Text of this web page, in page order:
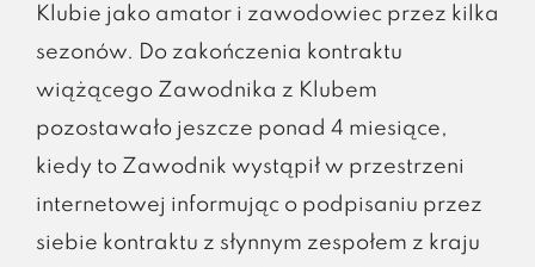
Klubie jako amator i zawodowiec przez kilka
sezonów. Do zakończenia kontraktu
wiążącego Zawodnika z Klubem
pozostawało jeszcze ponad 4 miesiące,
kiedy to Zawodnik wystąpił w przestrzeni
internetowej informując o podpisaniu przez
siebie kontraktu z słynnym zespołem z kraju